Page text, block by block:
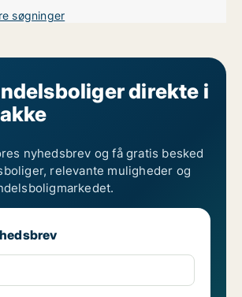
søgninger
direkte i
nyhedsbrev og få gratis besked
relevante muligheder og